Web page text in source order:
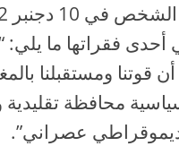
فقراتها ما يلي:
أن قوتنا ومستقبلنا
محافظة تقليدية
عصراني”.